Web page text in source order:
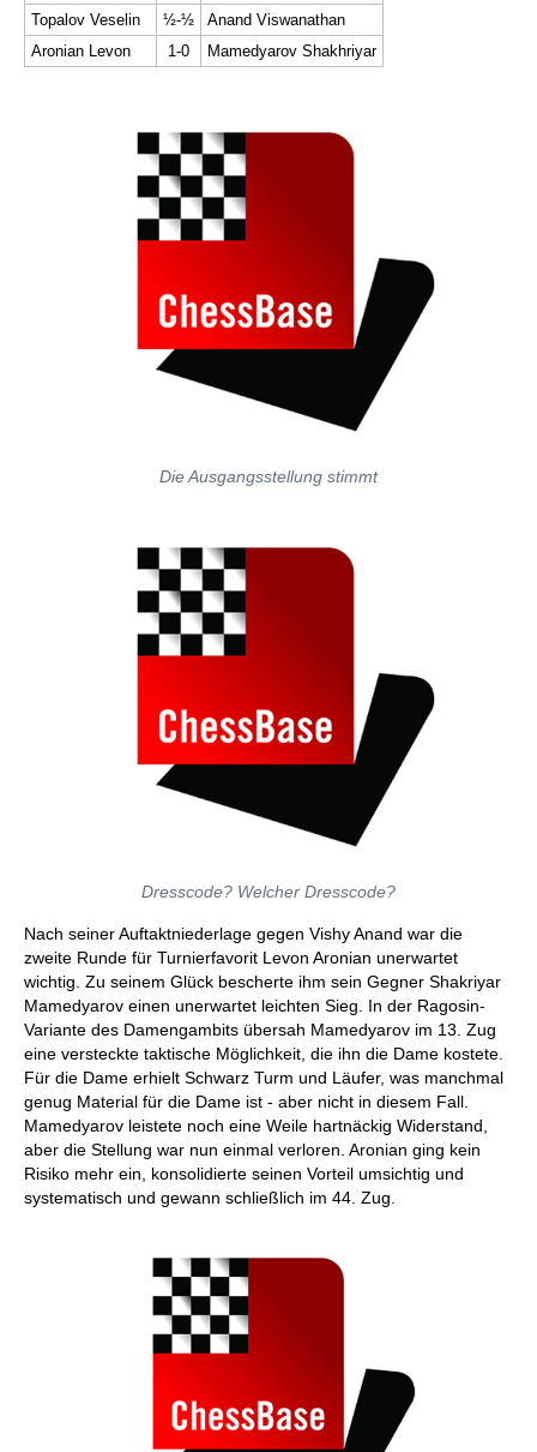
Topalov Veselin
½-½
Anand Viswanathan
Aronian Levon
1-0 Mamedyarov Shakhriyar
Die Ausgangsstellung stimmt
Dresscode? Welcher Dresscode?
Nach seiner Auftaktniederlage gegen Vishy Anand war die
zweite Runde für Turnierfavorit Levon Aronian unerwartet
wichtig. Zu seinem Glück bescherte ihm sein Gegner Shakriyar
Mamedyarov einen unerwartet leichten Sieg. In der Ragosin-
Variante des Damengambits übersah Mamedyarov im 13. Zug
eine versteckte taktische Möglichkeit, die ihn die Dame kostete.
Für die Dame erhielt Schwarz Turm und Läufer, was manchmal
genug Material für die Dame ist - aber nicht in diesem Fall.
Mamedyarov leistete noch eine Weile hartnäckig Widerstand,
aber die Stellung war nun einmal verloren. Aronian ging kein
Risiko mehr ein, konsolidierte seinen Vorteil umsichtig und
systematisch und gewann schließlich im 44. Zug.